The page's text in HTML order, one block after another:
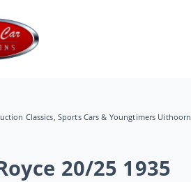
Classics, Sports Cars & Youngtimers Uithoorn
20/25 1935